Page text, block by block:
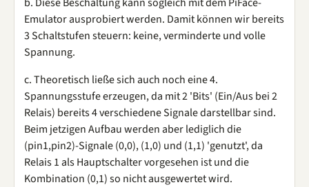
Emulator ausprobiert werden. Damit können wir bereits
3 Schaltstufen steuern: keine, verminderte und volle
Spannung.
c. Theoretisch ließe sich auch noch eine 4.
Spannungsstufe erzeugen, da mit 2 'Bits' (Ein/Aus bei 2
Relais) bereits 4 verschiedene Signale darstellbar sind.
Beim jetzigen Aufbau werden aber lediglich die
(pin1,pin2)-Signale (0,0), (1,0) und (1,1) 'genutzt', da
Relais 1 als Hauptschalter vorgesehen ist und die
Kombination (0,1) so nicht ausgewertet wird.